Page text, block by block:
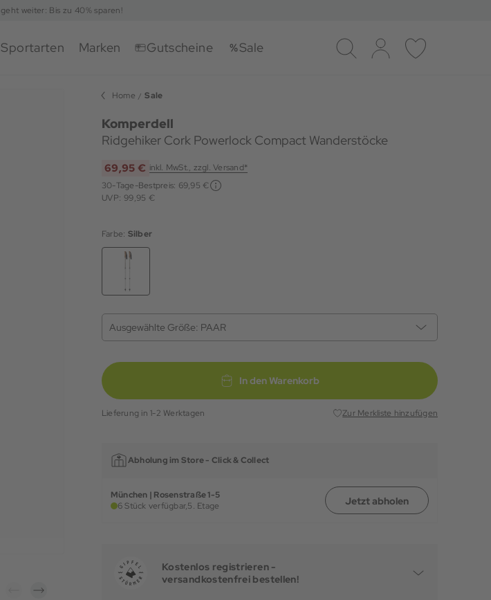
geht weiter: Bis zu 40% sparen!
Sportarten Marken Gutscheine Sale
Suche Log-in Merkliste
Home Sale
Komperdell
Ridgehiker Cork Powerlock Compact Wanderstöcke
69,95 € inkl. MwSt., zzgl. Versand*
30-Tage-Bestpreis: 69,95 €
UVP: 99,95 €
Farbe: Silber
Ausgewählte Größe: PAAR
In den Warenkorb
Lieferung in 1-2 Werktagen Zur Merkliste hinzufügen
Abholung im Store - Click & Collect
München | Rosenstraße 1-5
6 Stück verfügbar,5. Etage Jetzt abholen
Kostenlos registrieren -
versandkostenfrei bestellen!